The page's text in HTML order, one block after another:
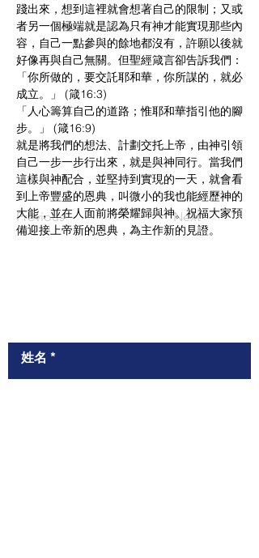
Previous Next
踐出來，想到這裡就會想著自己的限制；又或
者另一個極端就是認為只有神才能實現那些內
容，自己一點參與的餘地都沒有，許願以後就
好像再與自己無關。但聖經箴言卻告訴我們：
「你所做的，要交託耶和華，你所謀的，就必
成立。」 (箴16:3)
「人心籌算自己的道路；惟耶和華指引他的腳
步。」 (箴16:9)
就是將我們的想法、計劃交托上帝，由神引領
自己一步一步行出來，就是與神同行。當我們
這樣與神配合，並堅持到實現的一天，就會看
到上帝豐盛的恩典，叫微小的我也能經歷神的
大能，並在人面前將榮耀歸與神。祝福大家預
備迎接上帝新的恩典，為主作新的見證。
姓名